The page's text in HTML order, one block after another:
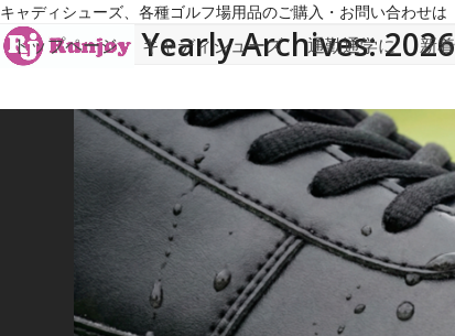
Skip
to
content
キャディシューズ、各種ゴルフ場用品のご購入・お問い合わせは
トップページ キャディシューズ 通勤通学に 新
Yearly Archives: 2026